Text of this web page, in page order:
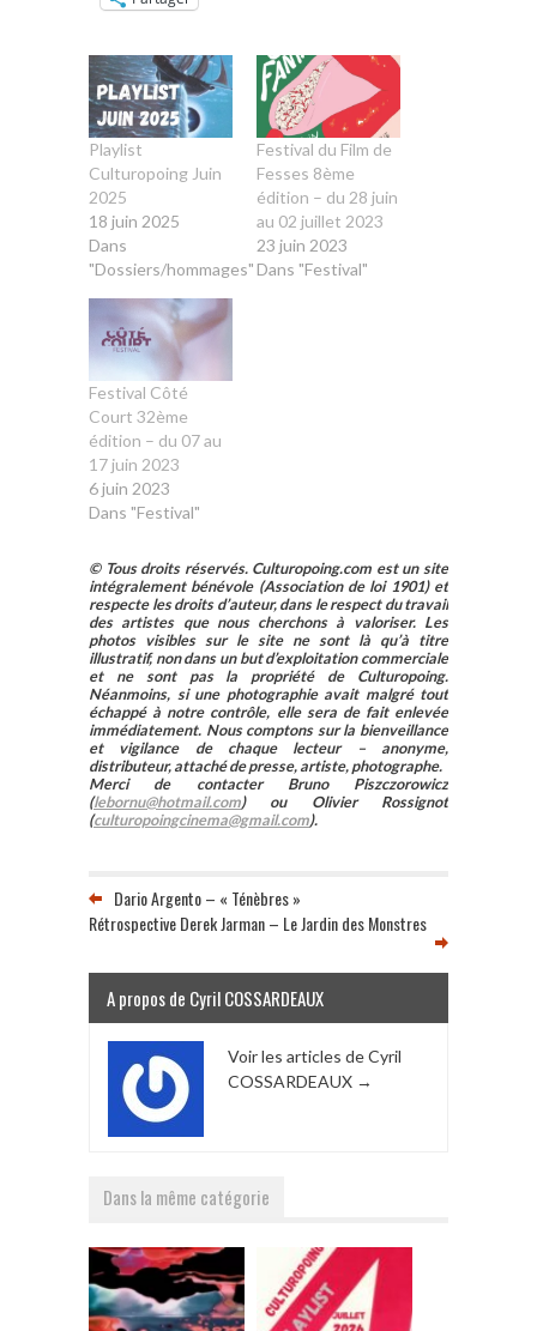
Playlist
Culturopoing Juin
2025
18 juin 2025
Dans
"Dossiers/hommages"
Festival du Film de
Fesses 8ème
édition – du 28 juin
au 02 juillet 2023
23 juin 2023
Dans "Festival"
Festival Côté
Court 32ème
édition – du 07 au
17 juin 2023
6 juin 2023
Dans "Festival"
© Tous droits réservés. Culturopoing.com est un site
intégralement bénévole (Association de loi 1901) et
respecte les droits d’auteur, dans le respect du travail
des artistes que nous cherchons à valoriser. Les
photos visibles sur le site ne sont là qu’à titre
illustratif, non dans un but d’exploitation commerciale
et ne sont pas la propriété de Culturopoing.
Néanmoins, si une photographie avait malgré tout
échappé à notre contrôle, elle sera de fait enlevée
immédiatement. Nous comptons sur la bienveillance
et vigilance de chaque lecteur – anonyme,
distributeur, attaché de presse, artiste, photographe.
Merci de contacter Bruno Piszczorowicz
(lebornu@hotmail.com) ou Olivier Rossignot
(culturopoingcinema@gmail.com).
Dario Argento – « Ténèbres »
Rétrospective Derek Jarman – Le Jardin des Monstres
A propos de Cyril COSSARDEAUX
Voir les articles de Cyril
COSSARDEAUX →
Dans la même catégorie